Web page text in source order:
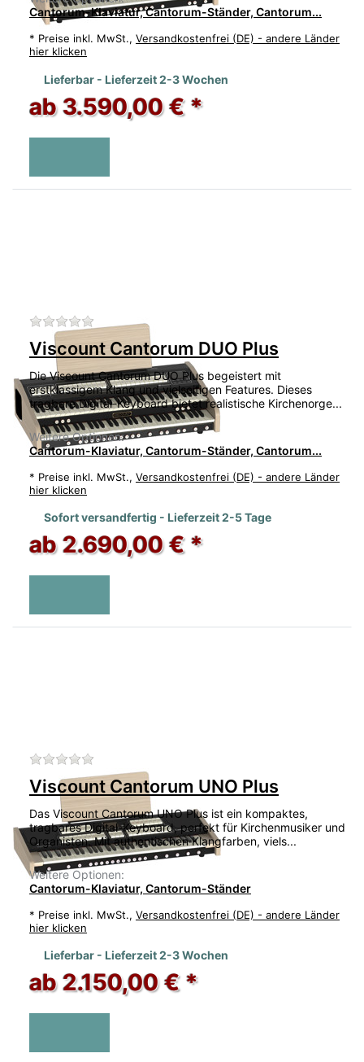
Cantorum-Klaviatur, Cantorum-Ständer, Cantorum...
* Preise inkl. MwSt., Versandkostenfrei (DE) - andere Länder
hier klicken
Lieferbar - Lieferzeit 2-3 Wochen
ab 3.590,00 € *
Zu diesem Produkt liegen noch keine
Viscount Cantorum DUO Plus
Die Viscount Cantorum DUO Plus begeistert mit
erstklassigem Klang und vielseitigen Features. Dieses
tragbare Digital-Keyboard bietet realistische Kirchenorge...
Weitere Optionen:
Cantorum-Klaviatur, Cantorum-Ständer, Cantorum...
* Preise inkl. MwSt., Versandkostenfrei (DE) - andere Länder
hier klicken
Sofort versandfertig - Lieferzeit 2-5 Tage
ab 2.690,00 € *
Viscount Cantorum UNO Plus
Das Viscount Cantorum UNO Plus ist ein kompaktes,
tragbares Digital-Keyboard, perfekt für Kirchenmusiker und
Organisten. Mit authentischen Klangfarben, viels...
Weitere Optionen:
Cantorum-Klaviatur, Cantorum-Ständer
* Preise inkl. MwSt., Versandkostenfrei (DE) - andere Länder
hier klicken
Lieferbar - Lieferzeit 2-3 Wochen
ab 2.150,00 € *